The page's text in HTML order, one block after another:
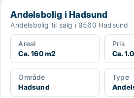
Andelsbolig i Hadsund
Andelsbolig i Hadsund
Andelsbolig til salg i 9560 Hadsund
Areal
Ca. 160 m2
Pris
Ca.
Område
Hadsund
Type